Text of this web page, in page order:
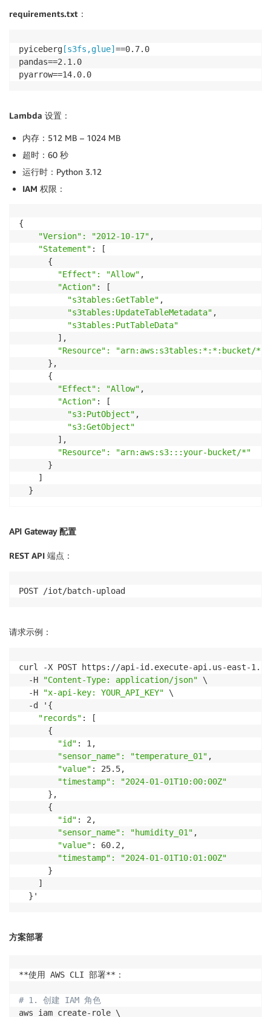
requirements.txt ：
pyiceberg [s3fs,glue] ==0.7.0
pandas==2.1.0
pyarrow==14.0.0
Lambda 设置 ：
内存 ：512 MB – 1024 MB
超时 ：60 秒
运行时 ：Python 3.12
IAM 权限 ：
{
"Version": "2012-10-17" ,
"Statement" : [
      {
"Effect": "Allow" ,
"Action" : [
"s3tables:GetTable" ,
"s3tables:UpdateTableMetadata" ,
"s3tables:PutTableData"
        ],
"Resource": "arn:aws:s3tables:*:*:bucket/
      },
      {
"Effect": "Allow" ,
"Action" : [
"s3:PutObject" ,
"s3:GetObject"
        ],
"Resource": "arn:aws:s3:::your-bucket/*"
      }
    ]
  }
API Gateway 配置
REST API 端点 ：
POST /iot/batch-upload
请求示例 ：
curl -X POST https://api-id.execute-api.us-east-
  -H
"Content-Type: application/json" \
  -H
"x-api-key: YOUR_API_KEY" \
  -d '{
"records" : [
      {
"id" : 1,
"sensor_name": "temperature_01" ,
"value" : 25.5,
"timestamp": "2024-01-01T10:00:00Z"
      },
      {
"id" : 2,
"sensor_name": "humidity_01" ,
"value" : 60.2,
"timestamp": "2024-01-01T10:01:00Z"
      }
    ]
  }'
方案部署
**使用 AWS CLI 部署**：
# 1. 创建 IAM 角色
aws iam create-role \